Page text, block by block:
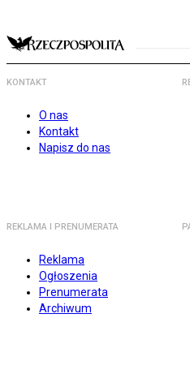
KONTAKT
O nas
Kontakt
Napisz do nas
REKLAMA I PRENUMERATA
Reklama
Ogłoszenia
Prenumerata
Archiwum